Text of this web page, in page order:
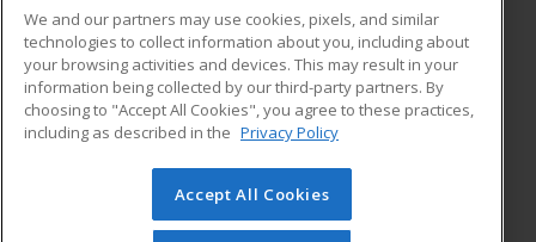
ADDITIONAL RESOURCES
Military
Financial Assistance
Help
Student Blog
© 2026 ed2go, a division of Cengage Learning. All rights
reserved. The material on this site cannot be reproduced or
We and our partners may use cookies, pixels, and similar
technologies to collect information about you, including about
your browsing activities and devices. This may result in your
information being collected by our third-party partners. By
choosing to "Accept All Cookies", you agree to these practices,
including as described in the Privacy Policy
Accept All Cookies